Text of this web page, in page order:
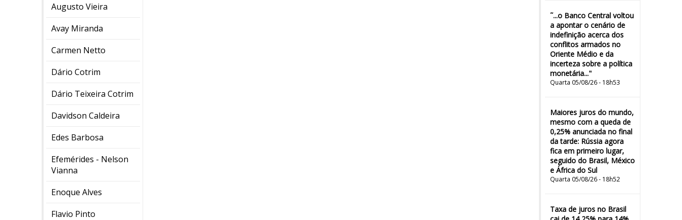
Augusto Vieira
Avay Miranda
Carmen Netto
Dário Cotrim
Dário Teixeira Cotrim
Davidson Caldeira
Edes Barbosa
Efemérides - Nelson
Vianna
Enoque Alves
Flavio Pinto
˜...o Banco Central voltou
a apontar o cenário de
indefinição acerca dos
conflitos armados no
Oriente Médio e da
incerteza sobre a política
monetária..."
Quarta 05/08/26 - 18h53
Maiores juros do mundo,
mesmo com a queda de
0,25% anunciada no final
da tarde: Rússia agora
fica em primeiro lugar,
seguido do Brasil, México
e África do Sul
Quarta 05/08/26 - 18h52
Taxa de juros no Brasil